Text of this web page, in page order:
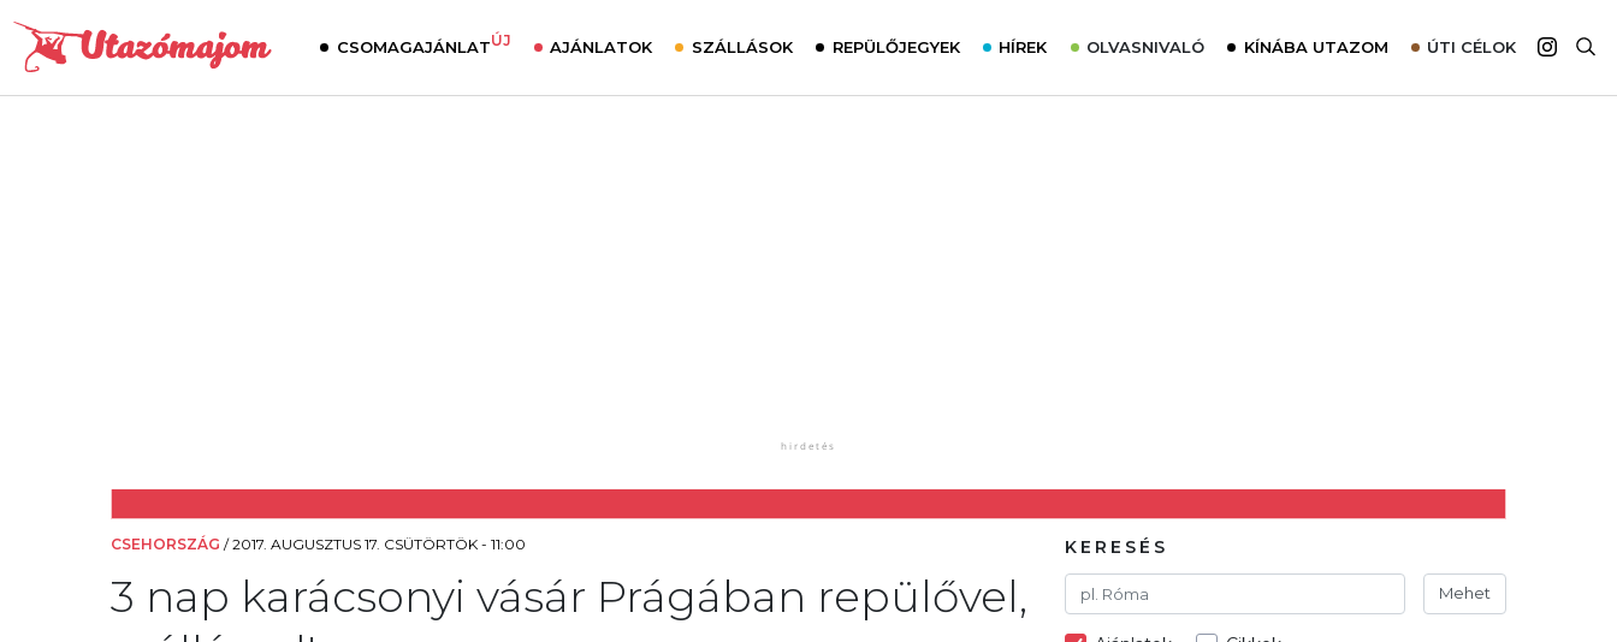
CSOMAGAJÁNLATÚJ AJÁNLATOK SZÁLLÁSOK REPÜLŐJEGYEK HÍREK OLVASNIVALÓ KÍNÁBA UTAZOM ÚTI CÉLOK
CSEHORSZÁG /2017. AUGUSZTUS 17. CSÜTÖRTÖK - 11:00
3 nap karácsonyi vásár Prágában repülővel,
KERESÉS
Mehet